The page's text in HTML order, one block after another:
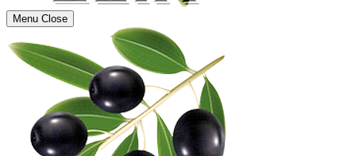
Menu Close